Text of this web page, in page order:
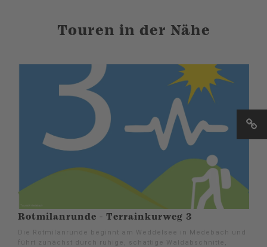
Touren in der Nähe
Rotmilanrunde - Terrainkurweg 3
Die Rotmilanrunde beginnt am Weddelsee in Medebach und
führt zunächst durch ruhige, schattige Waldabschnitte,